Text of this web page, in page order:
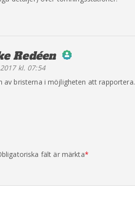
Redéen säger:
Person Badge!
by CleanTalk
kl. 07:54
av bristerna i möjligheten att rapportera.
fält är märkta*